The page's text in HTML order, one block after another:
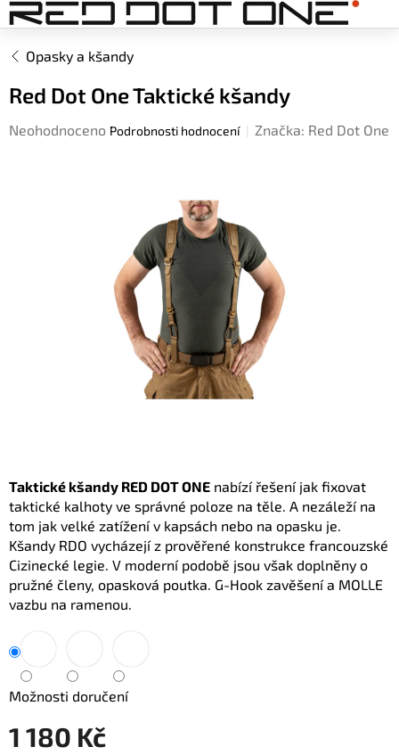
Přejít
na
obsahOpasky a kšandy
Red Dot One Taktické kšandy
Průměrné
Neohodnoceno Podrobnosti hodnocení Značka: Red Dot One
1 180 Kč
Možnosti doručení
Taktické kšandy RED DOT ONE nabízí řešení jak fixovat
taktické kalhoty ve správné poloze na těle. A nezáleží na
tom jak velké zatížení v kapsách nebo na opasku je.
Kšandy RDO vycházejí z prověřené konstrukce francouzské
Cizinecké legie. V moderní podobě jsou však doplněny o
pružné členy, opasková poutka. G-Hook zavěšení a MOLLE
vazbu na ramenou.